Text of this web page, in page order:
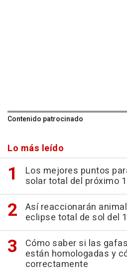
Contenido patrocinado
Lo más leído
Los mejores puntos
solar total del próximo
Así reaccionarán
eclipse total de sol del
Cómo saber si las
están homologadas y
correctamente